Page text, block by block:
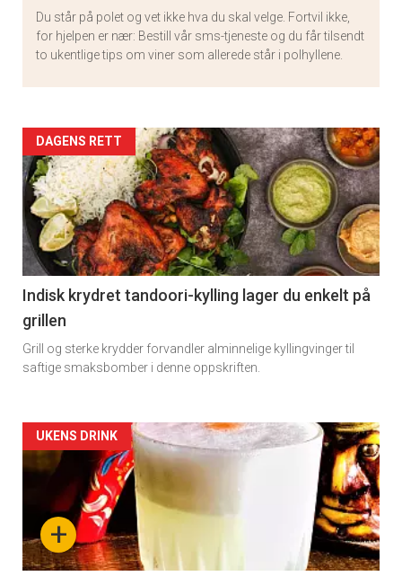
Du står på polet og vet ikke hva du skal velge. Fortvil ikke,
for hjelpen er nær: Bestill vår sms-tjeneste og du får tilsendt
to ukentlige tips om viner som allerede står i polhyllene.
Artikler
detail
-
section
11
DAGENS RETT
Indisk krydret tandoori-kylling lager du enkelt på
grillen
Grill og sterke krydder forvandler alminnelige kyllingvinger til
saftige smaksbomber i denne oppskriften.
Artikler
detail
section
+
UKENS DRINK